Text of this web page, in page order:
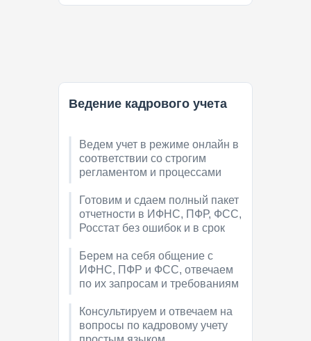
Ведем учет в режиме онлайн в
соответствии со строгим
регламентом и процессами
Ведение кадрового учета
Готовим и сдаем полный пакет
отчетности в ИФНС, ПФР, ФСС,
Росстат без ошибок и в срок
Берем на себя общение с
ИФНС, ПФР и ФСС, отвечаем
по их запросам и требованиям
Консультируем и отвечаем на
вопросы по кадровому учету